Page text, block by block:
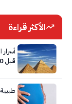
الأكثر قراءة
قبل 4500 عام؟